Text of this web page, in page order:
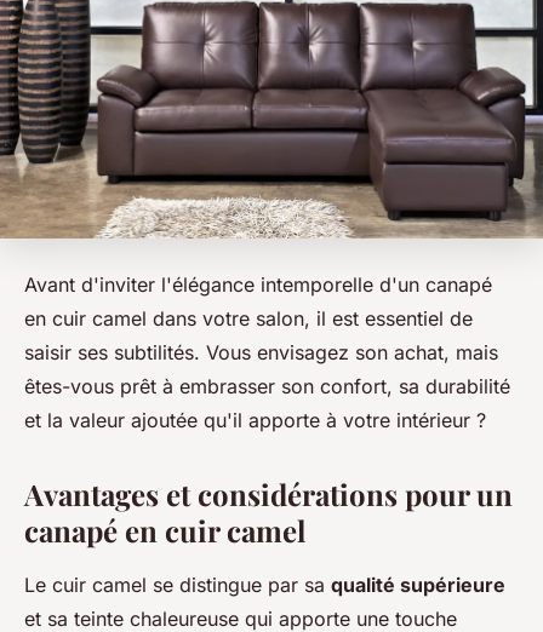
Avant d'inviter l'élégance intemporelle d'un canapé
en cuir camel dans votre salon, il est essentiel de
saisir ses subtilités. Vous envisagez son achat, mais
êtes-vous prêt à embrasser son confort, sa durabilité
et la valeur ajoutée qu'il apporte à votre intérieur ?
Avantages et considérations pour un
canapé en cuir camel
Le cuir camel se distingue par sa qualité supérieure
et sa teinte chaleureuse qui apporte une touche